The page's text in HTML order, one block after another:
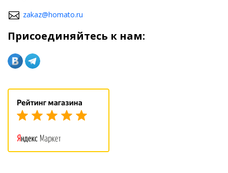
zakaz@homato.ru
Присоединяйтесь к нам: